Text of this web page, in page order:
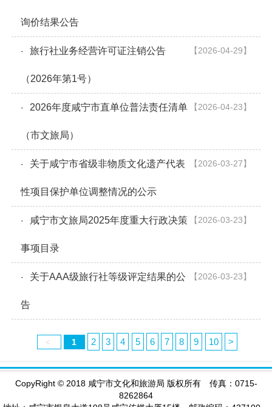
询价结果公告
【2026-04-29】
· 旅行社业务经营许可证注销公告
（2026年第1号）
【2026-04-23】
· 2026年度咸宁市直单位普法责任清单
（市文旅局）
【2026-03-27】
· 关于咸宁市省级非物质文化遗产代表
性项目保护单位调整情况的公示
【2026-03-23】
· 咸宁市文旅局2025年度重大行政决策
事项目录
【2026-03-23】
· 关于AAA级旅行社等级评定结果的公
告
< 1 2 3 4 5 6 7 8 9 10 >
CopyRight ©2018 咸宁市文化和旅游局 版权所有 传真：0715-
8262864